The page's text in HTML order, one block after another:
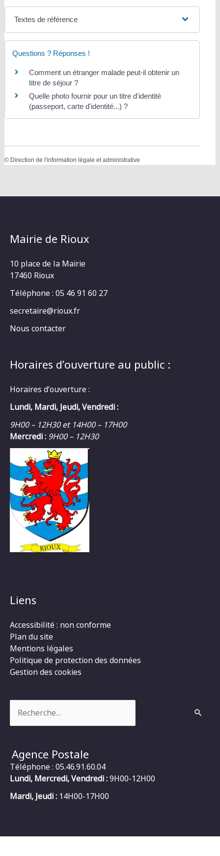
Textes de référence
Questions ? Réponses !
Comment un étranger malade peut-il obtenir un
titre de séjour ?
Quelle photo fournir pour un titre d'identité
(passeport, carte d'identité...) ?
© Direction de l'information légale et administrative
Mairie de Rioux
10 place de la Mairie
17460 Rioux
Téléphone : 05 46 91 60 27
secretaire@rioux.fr
Nous contacter
Horaires d’ouverture au public :
Horaires d’ouverture :
Lundi, Mardi, Jeudi, Vendredi :
9H00 – 12H30 et 14H00 – 17H00
Mercredi : 9H00 – 12H30
Liens
Accessibilité : non conforme
Plan du site
Mentions légales
Politique de protection des données
Gestion des cookies
Agence Postale
Téléphone : 05.46.91.60.04
Lundi, Mercredi, Vendredi :9H00-12H00
Mardi, Jeudi : 14H00-17H00